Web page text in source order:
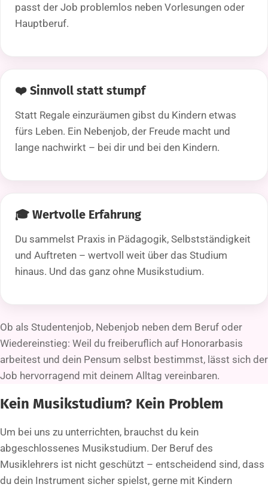
passt der Job problemlos neben Vorlesungen oder
Hauptberuf.
❤️ Sinnvoll statt stumpf
Statt Regale einzuräumen gibst du Kindern etwas
fürs Leben. Ein Nebenjob, der Freude macht und
lange nachwirkt – bei dir und bei den Kindern.
🎓 Wertvolle Erfahrung
Du sammelst Praxis in Pädagogik, Selbstständigkeit
und Auftreten – wertvoll weit über das Studium
hinaus. Und das ganz ohne Musikstudium.
Ob als Studentenjob, Nebenjob neben dem Beruf oder
Wiedereinstieg: Weil du freiberuflich auf Honorarbasis
arbeitest und dein Pensum selbst bestimmst, lässt sich der
Job hervorragend mit deinem Alltag vereinbaren.
Kein Musikstudium? Kein Problem
Um bei uns zu unterrichten, brauchst du kein
abgeschlossenes Musikstudium. Der Beruf des
Musiklehrers ist nicht geschützt – entscheidend sind, dass
du dein Instrument sicher spielst, gerne mit Kindern